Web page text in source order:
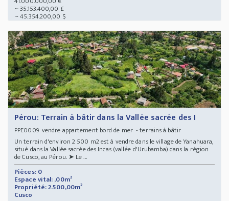
~ 35.153.400,00 £
~ 45.354.200,00 $
Pérou: Terrain à bâtir dans la Vallée sacrée des I
PPE0009vendre appartement bord de mer - terrains à bâtir
Un terrain d'environ 2 500 m2 est à vendre dans le village de Yanahuara,
situé dans la Vallée sacrée des Incas (vallée d'Urubamba) dans la région
de Cusco, au Pérou. ➤ Le ...
Pièces: 0
Espace vital: ,00m²
Propriété: 2.500,00m²
Cusco